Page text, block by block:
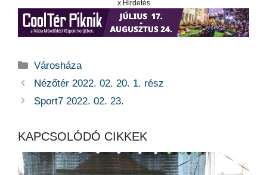
x Hirdetés
Kategória
Városháza
Nézőtér 2022. 02. 20. 1. rész
Sport7 2022. 02. 23.
KAPCSOLÓDÓ CIKKEK